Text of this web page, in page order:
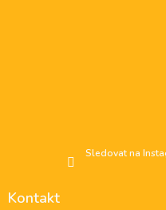
Sledovat na
Kontakt